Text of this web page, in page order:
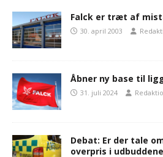
Falck er træt af
30. april 2003
Åbner ny base til
31. juli 2024
Debat: Er der tale
overpris i